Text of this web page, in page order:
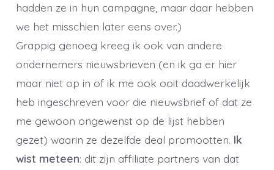
hadden ze in hun campagne, maar daar hebben
we het misschien later eens over.)
Grappig genoeg kreeg ik ook van andere
ondernemers nieuwsbrieven (en ik ga er hier
maar niet op in of ik me ook ooit daadwerkelijk
heb ingeschreven voor die nieuwsbrief of dat ze
me gewoon ongewenst op de lijst hebben
gezet) waarin ze dezelfde deal promootten. Ik
wist meteen: dit zijn affiliate partners van dat